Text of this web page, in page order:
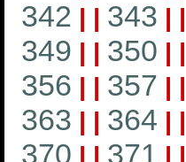
342 | | 343 | |
349 | | 350 | |
356 | | 357 | |
363 | | 364 | |
370 | | 371 | |